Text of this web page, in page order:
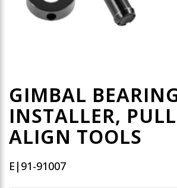
GIMBAL
INSTALLER,
ALIGN TOOLS
E|91-91007